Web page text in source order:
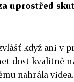
uprostřed
když ani v
dost kvalitně
nahrála videa.